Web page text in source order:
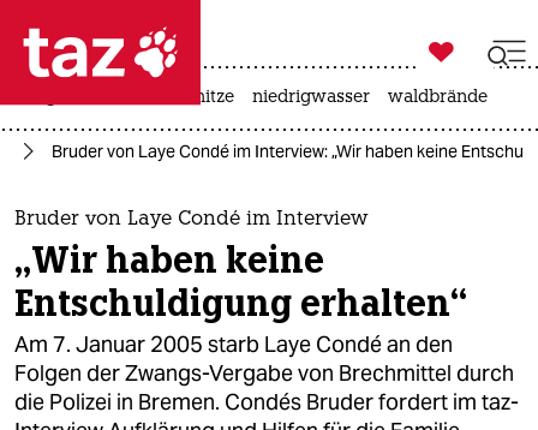
 taz zahl ich
taz zahl ich
themen
politik
öko
gesellschaft

taz zahl ich
hitze niedrigwasser waldbrände
Bruder von Laye Condé im Interview: „Wir haben keine
Bruder von Laye Condé im Interview
„Wir haben keine
Entschuldigung erhalten“
Am 7. Januar 2005 starb Laye Condé an den
Folgen der Zwangs-Vergabe von Brechmittel durch
die Polizei in Bremen. Condés Bruder fordert im taz-